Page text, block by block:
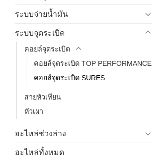
ระบบจ่ายน้ำมัน
ระบบจุดระเบิด
คอยล์จุดระเบิด
คอยล์จุดระเบิด TOP PERFORMANCE
คอยล์จุดระเบิด SURES
สายหัวเทียน
หัวเผา
อะไหล่ช่วงล่าง
อะไหล่ทั้งหมด